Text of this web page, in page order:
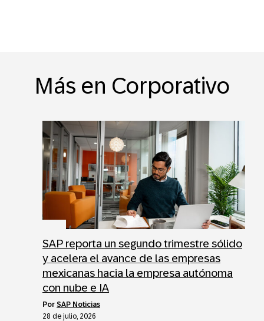
Más en Corporativo
SAP reporta un segundo trimestre sólido
y acelera el avance de las empresas
mexicanas hacia la empresa autónoma
con nube e IA
por SAP Noticias
28 de julio, 2026